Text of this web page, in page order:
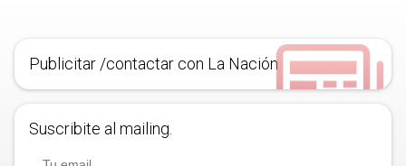
Publicitar /contactar con La Nación
Suscribite al mailing.